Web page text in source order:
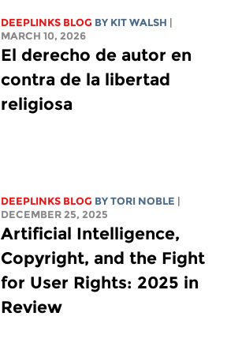
DEEPLINKS BLOG BY KIT WALSH
MARCH 10, 2026
El derecho de autor en
contra de la libertad
religiosa
DEEPLINKS BLOG BYTORI NOBLE
DECEMBER 25, 2025
Artificial Intelligence,
Copyright, and the Fight
for User Rights: 2025 in
Review